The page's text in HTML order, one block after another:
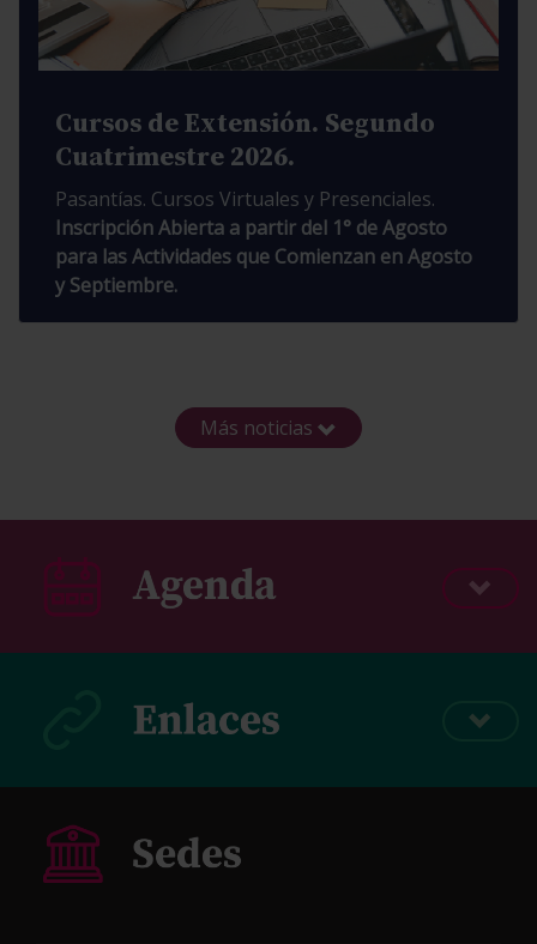
Cursos de Extensión. Segundo
Cuatrimestre 2026.
Pasantías. Cursos Virtuales y Presenciales.
Inscripción Abierta a partir del 1° de Agosto
para las Actividades que Comienzan en Agosto
y Septiembre.
Más noticias